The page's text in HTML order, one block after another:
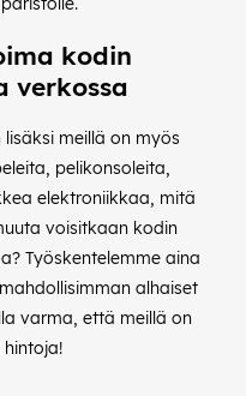
kodin
verkossa
meillä on myös
pelikonsoleita,
elektroniikkaa, mitä
voisitkaan kodin
Työskentelemme aina
alhaiset
varma, että meillä on